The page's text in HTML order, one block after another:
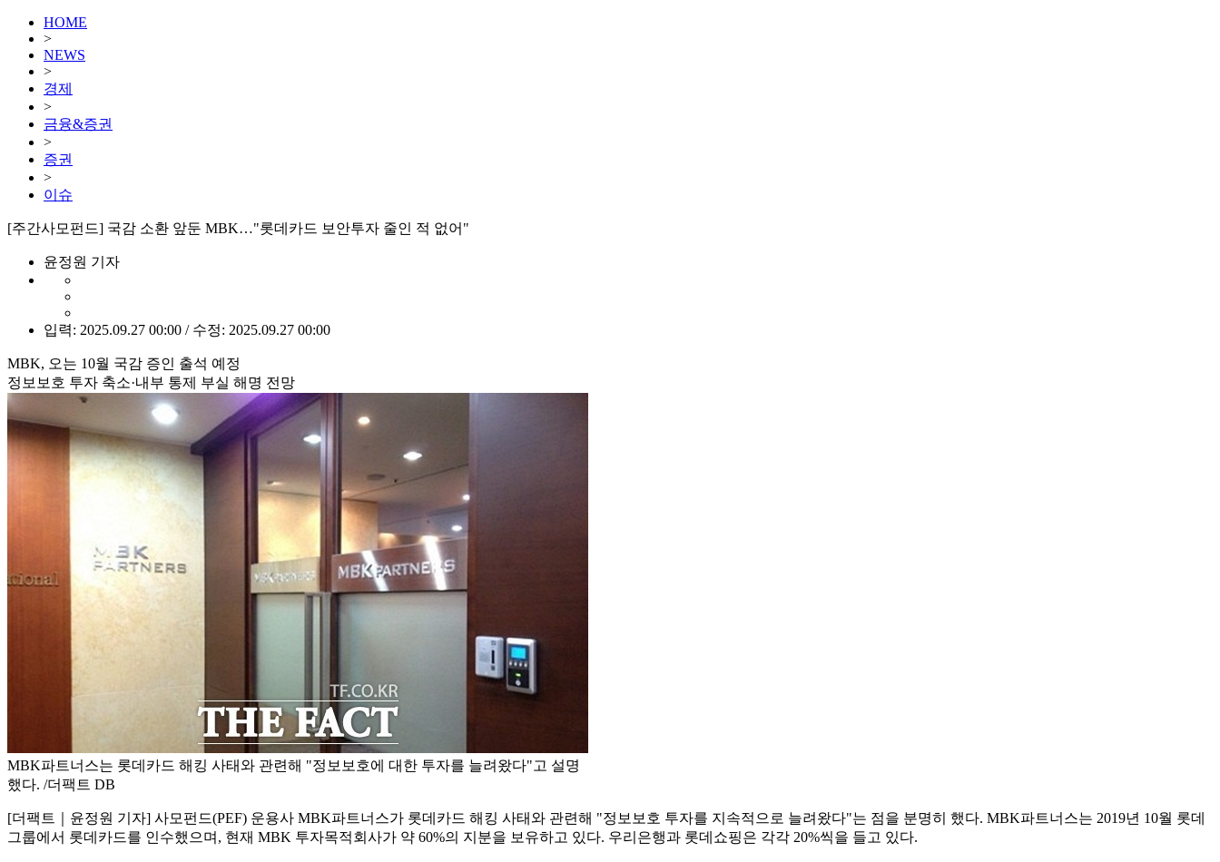
HOME
>
NEWS
>
경제
>
금융&증권
>
증권
>
이슈
[주간사모펀드] 국감 소환 앞둔 MBK…"롯데카드 보안투자 줄인 적 없어"
윤정원 기자
입력: 2025.09.27 00:00 / 수정: 2025.09.27 00:00
MBK, 오는 10월 국감 증인 출석 예정
정보보호 투자 축소·내부 통제 부실 해명 전망
MBK파트너스는 롯데카드 해킹 사태와 관련해 "정보보호에 대한 투자를 늘려왔다"고 설명
했다. /더팩트 DB
[더팩트｜윤정원 기자] 사모펀드(PEF) 운용사 MBK파트너스가 롯데카드 해킹 사태와 관련해 "정보보호 투자를 지속적으로 늘려왔다"는 점을 분명히 했다. MBK파트너스는 2019년 10월 롯데
그룹에서 롯데카드를 인수했으며, 현재 MBK 투자목적회사가 약 60%의 지분을 보유하고 있다. 우리은행과 롯데쇼핑은 각각 20%씩을 들고 있다.